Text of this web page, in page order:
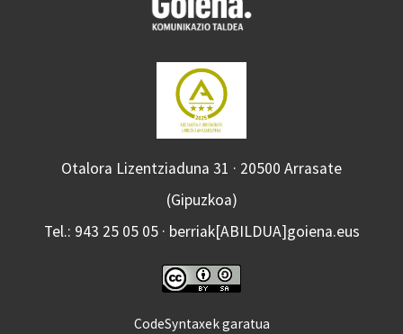
Otalora Lizentziaduna 31 · 20500 Arrasate
(Gipuzkoa)
Tel.: 943 25 05 05 · berriak[ABILDUA]goiena.eus
CodeSyntaxek garatua